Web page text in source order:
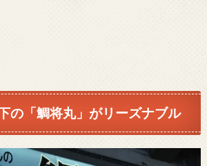
の「鯛将丸」がリーズナブル